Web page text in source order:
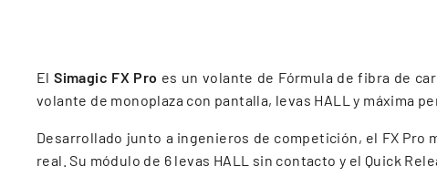
ElSimagic FX Pro es un volante de Fórmula de fibra de
volante de monoplaza con pantalla, levas HALL y máxima
Desarrollado junto a ingenieros de competición, el FX Pro
real. Su módulo de 6 levas HALL sin contacto y el Quick